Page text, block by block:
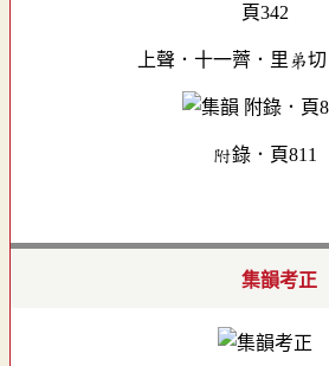
上聲．十一薺．里弟
附錄．頁811
集韻考正